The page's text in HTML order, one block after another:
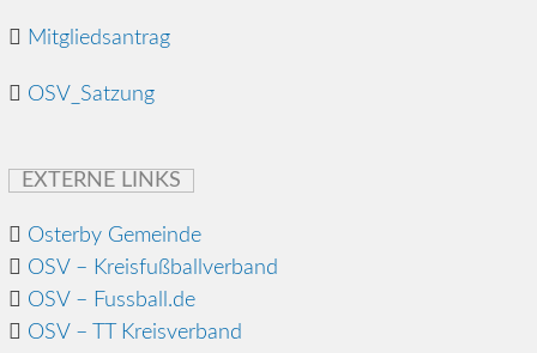
Mitgliedsantrag
OSV_Satzung
EXTERNE LINKS
Osterby Gemeinde
OSV – Kreisfußballverband
OSV – Fussball.de
OSV – TT Kreisverband